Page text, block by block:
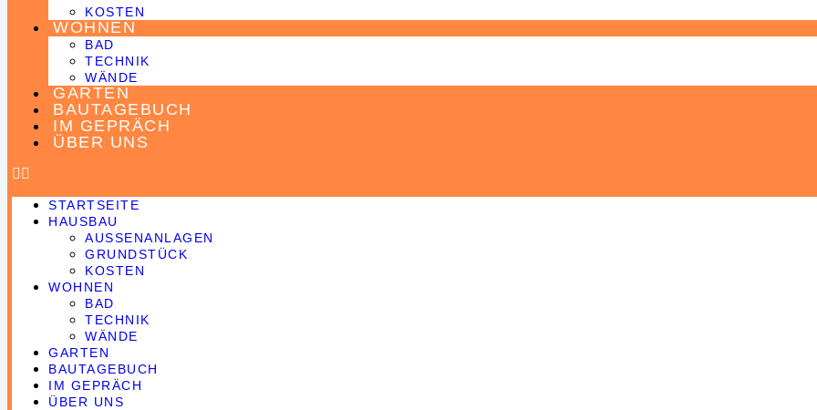
KOSTEN
WOHNEN
BAD
TECHNIK
WÄNDE
GARTEN
BAUTAGEBUCH
IM GEPRÄCH
ÜBER UNS
STARTSEITE
HAUSBAU
AUSSENANLAGEN
GRUNDSTÜCK
KOSTEN
WOHNEN
BAD
TECHNIK
WÄNDE
GARTEN
BAUTAGEBUCH
IM GEPRÄCH
ÜBER UNS